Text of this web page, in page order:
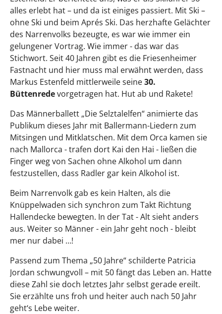
alles erlebt hat – und da ist einiges passiert. Mit Ski –
ohne Ski und beim Aprés Ski. Das herzhafte Gelächter
des Narrenvolks bezeugte, es war wie immer ein
gelungener Vortrag. Wie immer - das war das
Stichwort. Seit 40 Jahren gibt es die Friesenheimer
Fastnacht und hier muss mal erwähnt werden, dass
Markus Estenfeld mittlerweile seine30.
Büttenredevorgetragen hat. Hut ab und Rakete!
Das Männerballett „Die Selztalelfen“ animierte das
Publikum dieses Jahr mit Ballermann-Liedern zum
Mitsingen und Mitklatschen. Mit dem Orca kamen sie
nach Mallorca - trafen dort Kai den Hai - ließen die
Finger weg von Sachen ohne Alkohol um dann
festzustellen, dass Radler gar kein Alkohol ist.
Beim Narrenvolk gab es kein Halten, als die
Knüppelwaden sich synchron zum Takt Richtung
Hallendecke bewegten. In der Tat - Alt sieht anders
aus. Weiter so Männer - ein Jahr geht noch - bleibt
mer nur dabei …!
Passend zum Thema „50 Jahre“ schilderte Patricia
Jordan schwungvoll – mit 50 fängt das Leben an. Hatte
diese Zahl sie doch letztes Jahr selbst gerade ereilt.
Sie erzählte uns froh und heiter auch nach 50 Jahr
geht‘s Lebe weiter.